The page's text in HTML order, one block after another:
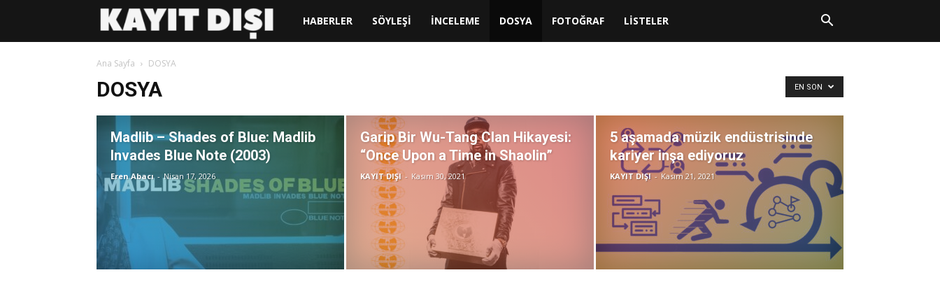
KAYIT
HABERLER SÖYLEŞİ İNCELEME DOSYA FOTOĞRAF LİSTELER
Ana Sayfa DOSYA
DOSYA EN SON
Madlib – Shades of Blue: Madlib
Invades Blue Note (2003)
Eren Abacı - Nisan 17, 2026
Garip Bir Wu-Tang Clan Hikayesi:
“Once Upon a Time in Shaolin”
KAYIT DIŞI - Kasım 30, 2021
5 aşamada müzik endüstrisinde
kariyer inşa ediyoruz
KAYIT DIŞI - Kasım 21, 2021